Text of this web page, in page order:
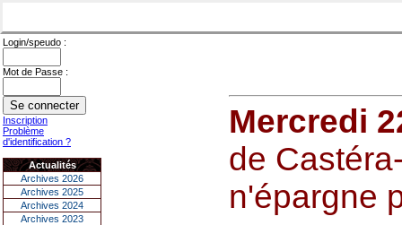
Login/speudo :
Mot de Passe :
Inscription
Problème
d'identification ?
Actualités
Archives 2026
Archives 2025
Archives 2024
Archives 2023
Mercredi
de
n'épargne